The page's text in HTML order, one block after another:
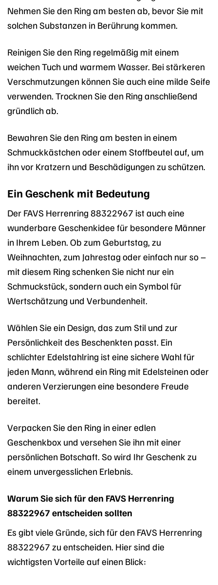
Nehmen Sie den Ring am besten ab, bevor Sie mit
solchen Substanzen in Berührung kommen.
Reinigen Sie den Ring regelmäßig mit einem
weichen Tuch und warmem Wasser. Bei stärkeren
Verschmutzungen können Sie auch eine milde Seife
verwenden. Trocknen Sie den Ring anschließend
gründlich ab.
Bewahren Sie den Ring am besten in einem
Schmuckkästchen oder einem Stoffbeutel auf, um
ihn vor Kratzern und Beschädigungen zu schützen.
Ein Geschenk mit Bedeutung
Der FAVS Herrenring 88322967 ist auch eine
wunderbare Geschenkidee für besondere Männer
in Ihrem Leben. Ob zum Geburtstag, zu
Weihnachten, zum Jahrestag oder einfach nur so –
mit diesem Ring schenken Sie nicht nur ein
Schmuckstück, sondern auch ein Symbol für
Wertschätzung und Verbundenheit.
Wählen Sie ein Design, das zum Stil und zur
Persönlichkeit des Beschenkten passt. Ein
schlichter Edelstahlring ist eine sichere Wahl für
jeden Mann, während ein Ring mit Edelsteinen oder
anderen Verzierungen eine besondere Freude
bereitet.
Verpacken Sie den Ring in einer edlen
Geschenkbox und versehen Sie ihn mit einer
persönlichen Botschaft. So wird Ihr Geschenk zu
einem unvergesslichen Erlebnis.
Warum Sie sich für den FAVS Herrenring
88322967 entscheiden sollten
Es gibt viele Gründe, sich für den FAVS Herrenring
88322967 zu entscheiden. Hier sind die
wichtigsten Vorteile auf einen Blick: